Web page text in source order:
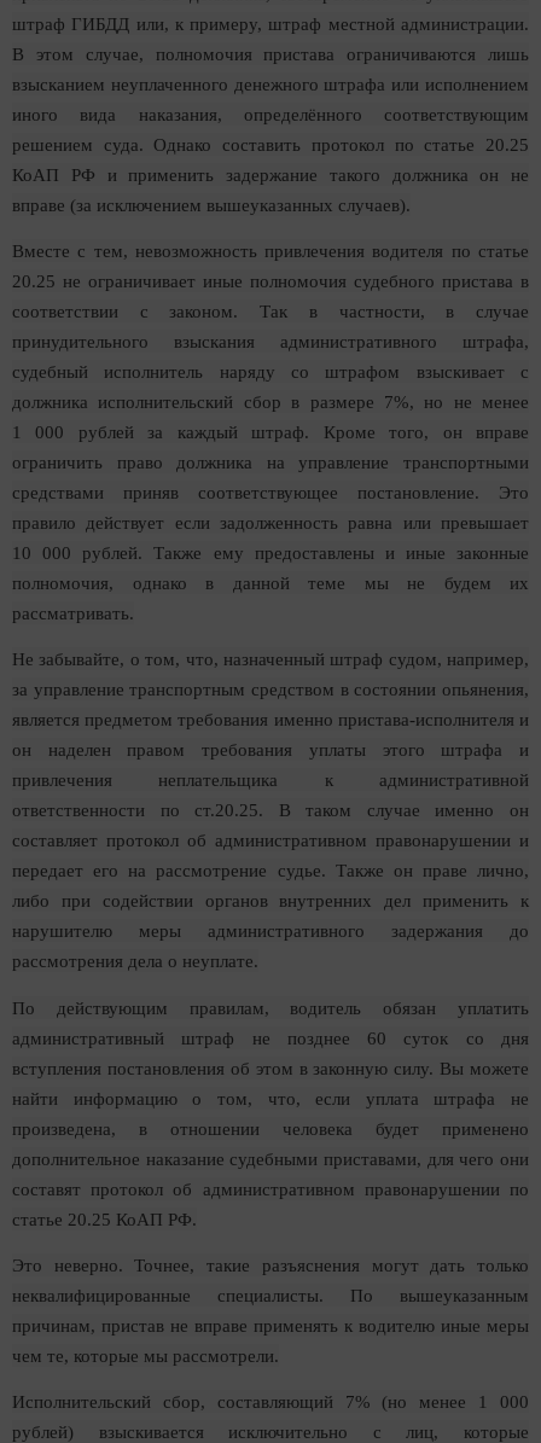
штраф ГИБДД или, к примеру, штраф местной администрации.
В этом случае, полномочия пристава ограничиваются лишь
взысканием неуплаченного денежного штрафа или исполнением
иного вида наказания, определённого соответствующим
решением суда. Однако составить протокол по статье 20.25
КоАП РФ и применить задержание такого должника он не
вправе (за исключением вышеуказанных случаев).
Вместе с тем, невозможность привлечения водителя по статье
20.25 не ограничивает иные полномочия судебного пристава в
соответствии с законом. Так в частности, в случае
принудительного взыскания административного штрафа,
судебный исполнитель наряду со штрафом взыскивает с
должника исполнительский сбор в размере 7%, но не менее
1 000 рублей за каждый штраф. Кроме того, он вправе
ограничить право должника на управление транспортными
средствами приняв соответствующее постановление. Это
правило действует если задолженность равна или превышает
10 000 рублей. Также ему предоставлены и иные законные
полномочия, однако в данной теме мы не будем их
рассматривать.
Не забывайте, о том, что, назначенный штраф судом, например,
за управление транспортным средством в состоянии опьянения,
является предметом требования именно пристава-исполнителя и
он наделен правом требования уплаты этого штрафа и
привлечения неплательщика к административной
ответственности по ст.20.25. В таком случае именно он
составляет протокол об административном правонарушении и
передает его на рассмотрение судье. Также он праве лично,
либо при содействии органов внутренних дел применить к
нарушителю меры административного задержания до
рассмотрения дела о неуплате.
По действующим правилам, водитель обязан уплатить
административный штраф не позднее 60 суток со дня
вступления постановления об этом в законную силу. Вы можете
найти информацию о том, что, если уплата штрафа не
произведена, в отношении человека будет применено
дополнительное наказание судебными приставами, для чего они
составят протокол об административном правонарушении по
статье 20.25 КоАП РФ.
Это неверно. Точнее, такие разъяснения могут дать только
неквалифицированные специалисты. По вышеуказанным
причинам, пристав не вправе применять к водителю иные меры
чем те, которые мы рассмотрели.
Исполнительский сбор, составляющий 7% (но менее 1 000
рублей) взыскивается исключительно с лиц, которые